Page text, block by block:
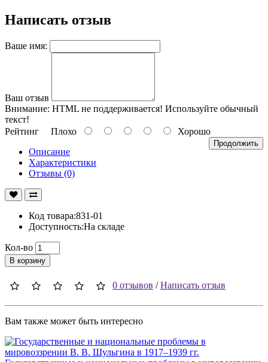
Написать отзыв
Ваше имя:
Ваш отзыв
Внимание: HTML не поддерживается! Используйте обычный
текст!
Рейтинг Плохо Хорошо
Продолжить
Описание
Характеристики
Отзывы (0)
Код товара:831-01
Доступность:На складе
Кол-во
В корзину
0 отзывов /Написать отзыв
Вам также может быть интересно